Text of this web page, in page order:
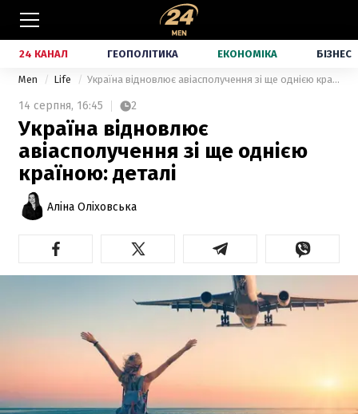
24 КАНАЛ ГЕОПОЛІТИКА ЕКОНОМІКА БІЗНЕС
Men Life Україна відновлює авіасполучення зі ще однією країною: деталі
14 серпня, 16:45 2
Україна відновлює
авіасполучення зі ще однією
країною: деталі
Аліна Оліховська